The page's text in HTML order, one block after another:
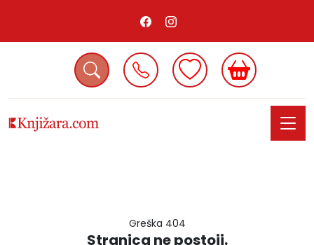
Greška 404
Stranica ne postoji.